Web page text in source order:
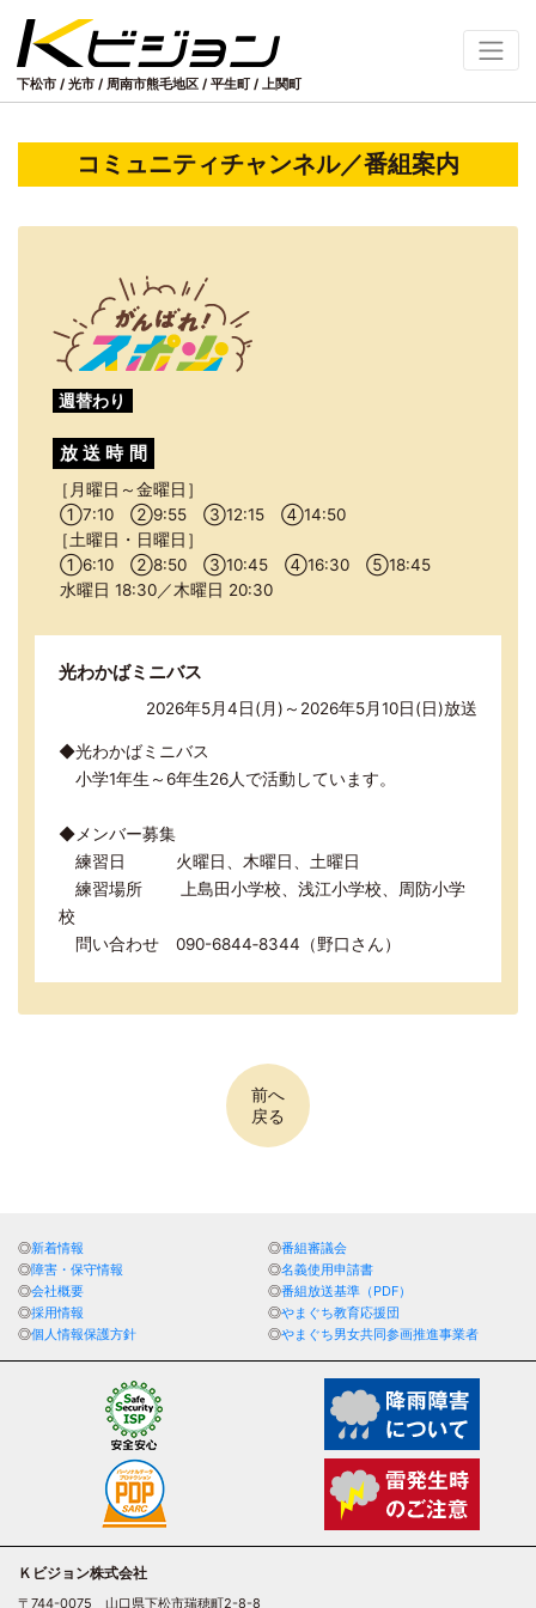
下松市 / 光市 / 周南市熊毛地区/ 平生町 / 上関町
コミュニティチャンネル／番組案内
週替わり
放送 時間
月曜日～金曜日
①7:10②9:55③12:15④14:50
土曜日・日曜日
①6:10②8:50③10:45④16:30⑤18:45
水曜日 18:30／木曜日 20:30
光わかばミニバス
2026年5月4日(月)～2026年5月10日(日)放送
◆光わかばミニバス
小学1年生～6年生26人で活動しています。
◆メンバー募集
練習日 火曜日、木曜日、土曜日
練習場所 上島田小学校、浅江小学校、周防小学
校
問い合わせ 090-6844‐8344（野口さん）
前へ
戻る
新着情報
番組審議会
障害・保守情報
名義使用申請書
会社概要
番組放送基準（PDF）
採用情報
やまぐち教育応援団
個人情報保護方針
やまぐち男女共同参画推進事業者
Ｋビジョン株式会社
〒744-0075 山口県下松市瑞穂町2-8-8